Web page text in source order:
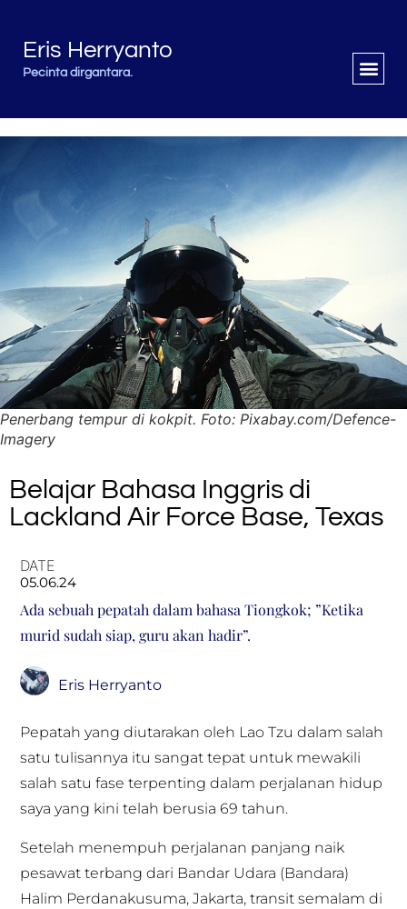
Eris Herryanto
Pecinta dirgantara.
Penerbang tempur di kokpit. Foto: Pixabay.com/Defence-
Imagery
Belajar Bahasa Inggris di
Lackland Air Force Base, Texas
DATE
05.06.24
Ada sebuah pepatah dalam bahasa Tiongkok; ”Ketika
murid sudah siap, guru akan hadir”.
Eris Herryanto
Pepatah yang diutarakan oleh Lao Tzu dalam salah
satu tulisannya itu sangat tepat untuk mewakili
salah satu fase terpenting dalam perjalanan hidup
saya yang kini telah berusia 69 tahun.
Setelah menempuh perjalanan panjang naik
pesawat terbang dari Bandar Udara (Bandara)
Halim Perdanakusuma, Jakarta, transit semalam di